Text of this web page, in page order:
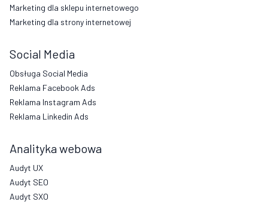
Marketing dla sklepu internetowego
Marketing dla strony internetowej
Social Media
Obsługa Social Media
Reklama Facebook Ads
Reklama Instagram Ads
Reklama Linkedin Ads
Analityka webowa
Audyt UX
Audyt SEO
Audyt SXO